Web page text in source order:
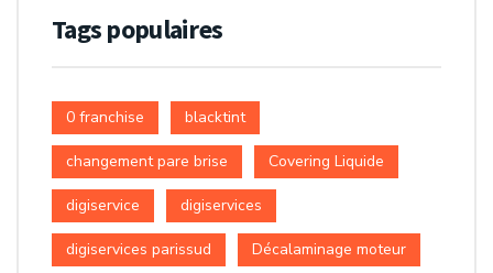
Tags populaires
0 franchise blacktint
changement pare brise Covering Liquide
digiservice digiservices
digiservices parissud Décalaminage moteur